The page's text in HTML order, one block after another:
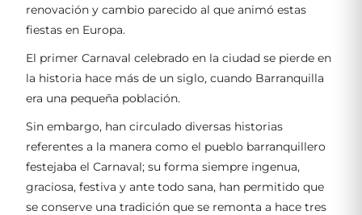
renovación y cambio parecido al que animó estas
fiestas en Europa.
El primer Carnaval celebrado en la ciudad se pierde en
la historia hace más de un siglo, cuando Barranquilla
era una pequeña población.
Sin embargo, han circulado diversas historias
referentes a la manera como el pueblo barranquillero
festejaba el Carnaval; su forma siempre ingenua,
graciosa, festiva y ante todo sana, han permitido que
se conserve una tradición que se remonta a hace tres